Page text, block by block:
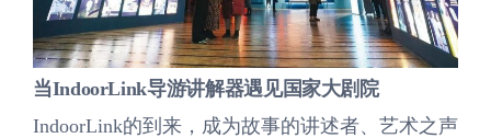
当IndoorLink导游讲解器遇见国家大剧院
IndoorLink的到来，成为故事的讲述者、艺术之声